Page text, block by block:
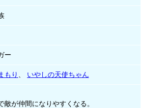
ー
もり いやしの天使ちゃん
敵が仲間になりやすくなる。